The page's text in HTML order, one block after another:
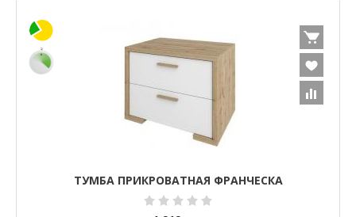
ТУМБА ПРИКРОВАТНАЯ ФРАНЧЕСКА